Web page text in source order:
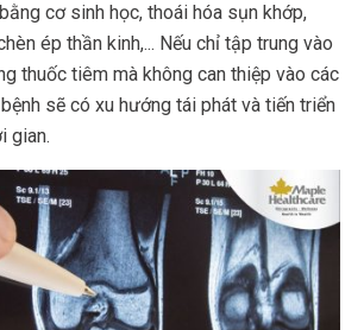
cơ sinh học, thoái hóa sụn khớp,
ép thần kinh,... Nếu chỉ tập trung vào
thuốc tiêm mà không can thiệp vào các
sẽ có xu hướng tái phát và tiến triển
gian.